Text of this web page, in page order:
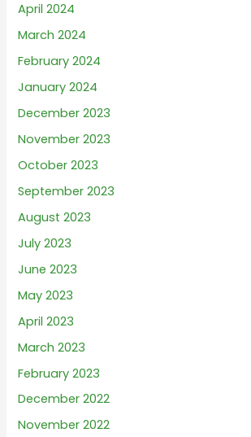
April 2024
March 2024
February 2024
January 2024
December 2023
November 2023
October 2023
September 2023
August 2023
July 2023
June 2023
May 2023
April 2023
March 2023
February 2023
December 2022
November 2022